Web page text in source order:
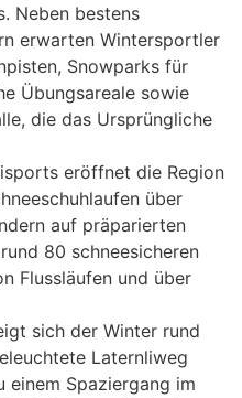
Neben bestens
erwarten Wintersportler
Snowparks für
Übungsareale sowie
die das Ursprüngliche
eröffnet die Region
über
auf präparierten
80 schneesicheren
Flussläufen und über
sich der Winter rund
Laternliweg
einem Spaziergang im